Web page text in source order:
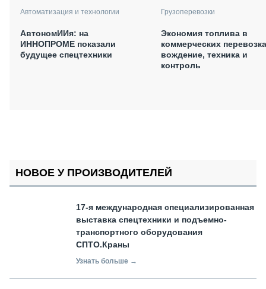
Автоматизация и технологии
АвтономИИя: на
ИННОПРОМЕ показали
будущее спецтехники
Грузоперевозки
Экономия топлива в
коммерческих
вождение, техника и
контроль
НОВОЕ У ПРОИЗВОДИТЕЛЕЙ
17-я международная специализированная
выставка спецтехники и подъемно-
транспортного оборудования
СПТО.Краны
Узнать больше →